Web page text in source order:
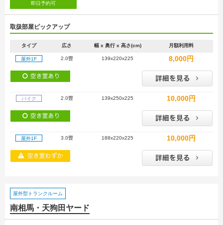
即日予約可
取扱部屋ピックアップ
タイプ 広さ 幅 x 奥行 x 高さ(cm) 月額利用料
屋外1F 2.0畳 139x220x225 8,000円
バイク 2.0畳 139x250x225 10,000円
屋外1F 3.0畳 188x220x225 10,000円
屋外型トランクルーム
南相馬・天狗田ヤード